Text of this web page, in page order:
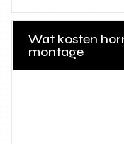
Wat kosten
montage